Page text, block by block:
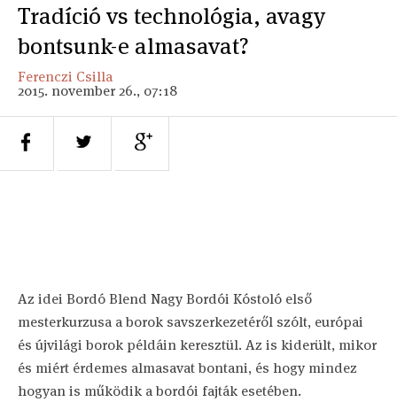
Tradíció vs technológia, avagy
bontsunk-e almasavat?
Ferenczi Csilla
2015. november 26., 07:18
Az idei Bordó Blend Nagy Bordói Kóstoló első
mesterkurzusa a borok savszerkezetéről szólt, európai
és újvilági borok példáin keresztül. Az is kiderült, mikor
és miért érdemes almasavat bontani, és hogy mindez
hogyan is működik a bordói fajták esetében.